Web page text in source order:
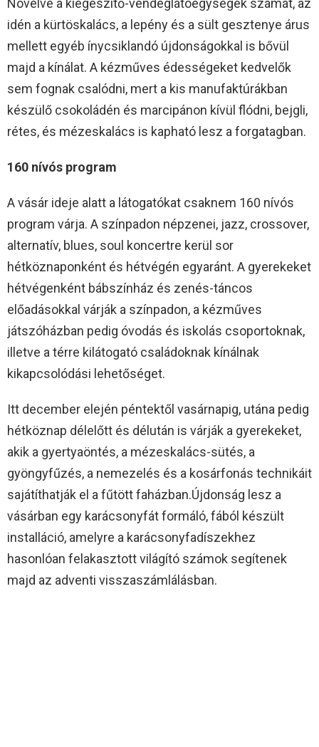
Növelve a kiegészítő-vendéglátóegységek számát, az
idén a kürtöskalács, a lepény és a sült gesztenye árus
mellett egyéb ínycsiklandó újdonságokkal is bővül
majd a kínálat. A kézműves édességeket kedvelők
sem fognak csalódni, mert a kis manufaktúrákban
készülő csokoládén és marcipánon kívül flódni, bejgli,
rétes, és mézeskalács is kapható lesz a forgatagban.
160 nívós program
A vásár ideje alatt a látogatókat csaknem 160 nívós
program várja. A színpadon népzenei, jazz, crossover,
alternatív, blues, soul koncertre kerül sor
hétköznaponként és hétvégén egyaránt. A gyerekeket
hétvégenként bábszínház és zenés-táncos
előadásokkal várják a színpadon, a kézműves
játszóházban pedig óvodás és iskolás csoportoknak,
illetve a térre kilátogató családoknak kínálnak
kikapcsolódási lehetőséget.
Itt december elején péntektől vasárnapig, utána pedig
hétköznap délelőtt és délután is várják a gyerekeket,
akik a gyertyaöntés, a mézeskalács-sütés, a
gyöngyfűzés, a nemezelés és a kosárfonás technikáit
sajátíthatják el a fűtött faházban.Újdonság lesz a
vásárban egy karácsonyfát formáló, fából készült
installáció, amelyre a karácsonyfadíszekhez
hasonlóan felakasztott világító számok segítenek
majd az adventi visszaszámlálásban.